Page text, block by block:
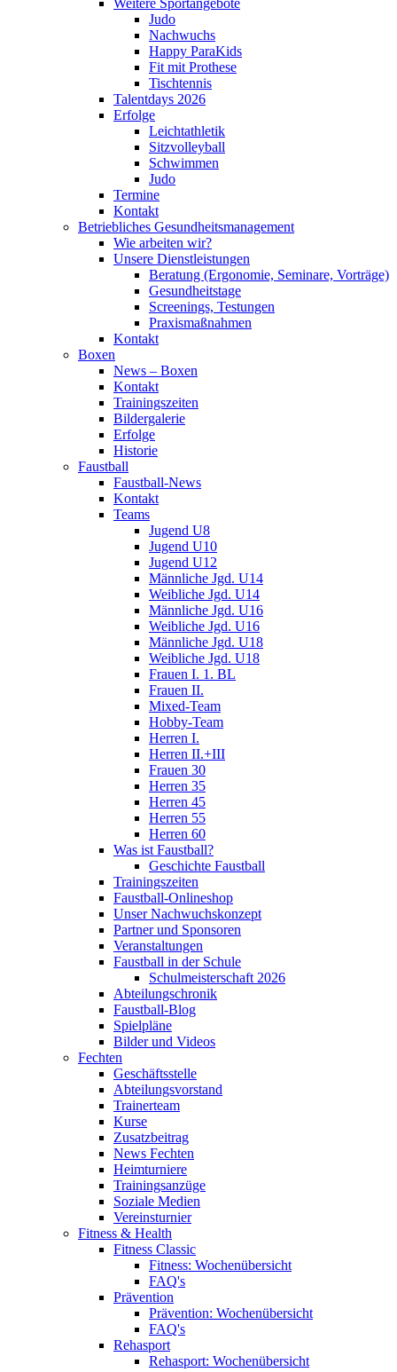
Judo
Nachwuchs
Happy ParaKids
Fit mit Prothese
Tischtennis
Talentdays 2026
Erfolge
Leichtathletik
Sitzvolleyball
Schwimmen
Judo
Termine
Kontakt
Betriebliches Gesundheits­management
Wie arbeiten wir?
Unsere Dienstleistungen
Beratung (Ergonomie, Seminare, Vorträge)
Gesundheitstage
Screenings, Testungen
Praxismaßnahmen
Kontakt
Boxen
News – Boxen
Kontakt
Trainingszeiten
Bildergalerie
Erfolge
Historie
Faustball
Faustball-News
Kontakt
Teams
Jugend U8
Jugend U10
Jugend U12
Männliche Jgd. U14
Weibliche Jgd. U14
Männliche Jgd. U16
Weibliche Jgd. U16
Männliche Jgd. U18
Weibliche Jgd. U18
Frauen I. 1. BL
Frauen II.
Mixed-Team
Hobby-Team
Herren I.
Herren II.+III
Frauen 30
Herren 35
Herren 45
Herren 55
Herren 60
Was ist Faustball?
Geschichte Faustball
Trainingszeiten
Faustball-Onlineshop
Unser Nachwuchskonzept
Partner und Sponsoren
Veranstaltungen
Faustball in der Schule
Schulmeisterschaft 2026
Abteilungschronik
Faustball-Blog
Spielpläne
Bilder und Videos
Fechten
Geschäftsstelle
Abteilungsvorstand
Trainerteam
Kurse
Zusatzbeitrag
News Fechten
Heimturniere
Trainingsanzüge
Soziale Medien
Vereinsturnier
Fitness & Health
Fitness Classic
Fitness: Wochenübersicht
FAQ's
Prävention
Prävention: Wochenübersicht
FAQ's
Rehasport
Rehasport: Wochenübersicht